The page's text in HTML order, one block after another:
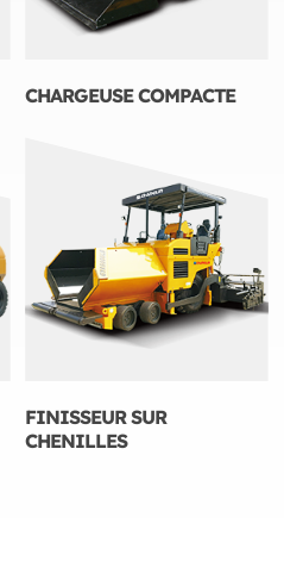
CHARGEUSE COMPACTE
FINISSEUR SUR
CHENILLES